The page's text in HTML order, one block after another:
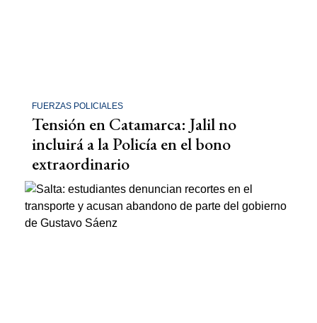
FUERZAS POLICIALES
Tensión en Catamarca: Jalil no
incluirá a la Policía en el bono
extraordinario